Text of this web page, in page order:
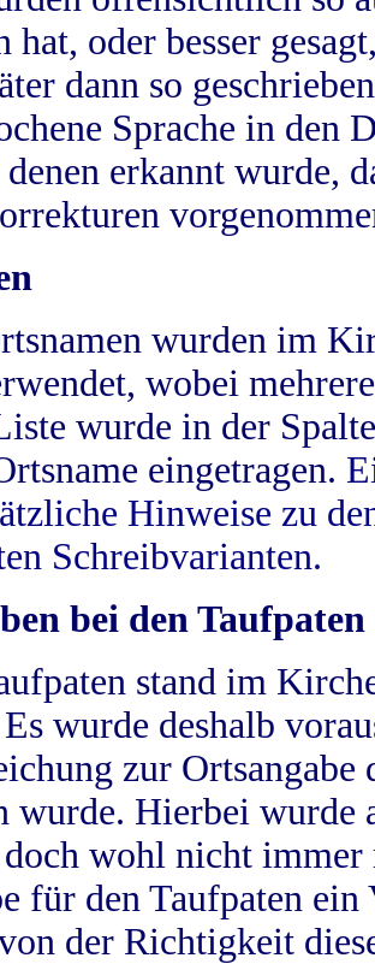
hat, oder besser
dann so
Sprache in
erkannt wurde,
wurden im
wobei
wurde in der
eingetragen.
Hinweise zu
Schreibvarianten.
bei den Taufpaten
stand im
wurde deshalb
zur
wurde. Hierbei wurde
wohl nicht
für den Taufpaten
der Richtigkeit